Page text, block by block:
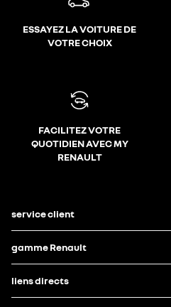
ESSAYEZ LA VOITURE DE
VOTRE CHOIX
FACILITEZ VOTRE
QUOTIDIEN AVEC MY
RENAULT
service client
gamme Renault
liens directs